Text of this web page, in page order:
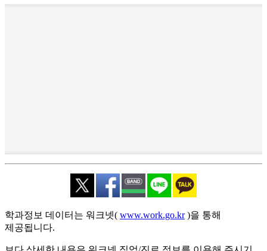
학과정보 데이터는 워크넷( www.work.go.kr)을 통해
제공됩니다.